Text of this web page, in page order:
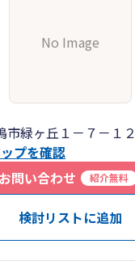
No Image
市緑ヶ丘１－７－１２
プを確認
お問い合わせ
紹介無料
検討リストに追加